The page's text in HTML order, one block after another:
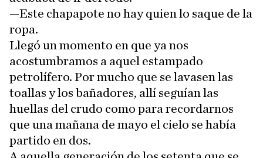
—Este chapapote no hay quien lo saque de la
ropa.
Llegó un momento en que ya nos
acostumbramos a aquel estampado
petrolífero. Por mucho que se lavasen las
toallas y los bañadores, allí seguían las
huellas del crudo como para recordarnos
que una mañana de mayo el cielo se había
partido en dos.